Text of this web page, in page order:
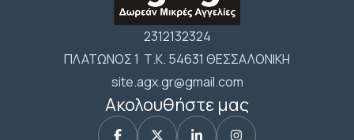
2312132324
ΠΛΑΤΩΝΟΣ 1 Τ.Κ. 54631 ΘΕΣΣΑΛΟΝΙΚΗ
site.agx.gr@gmail.com
Ακολουθήστε μας